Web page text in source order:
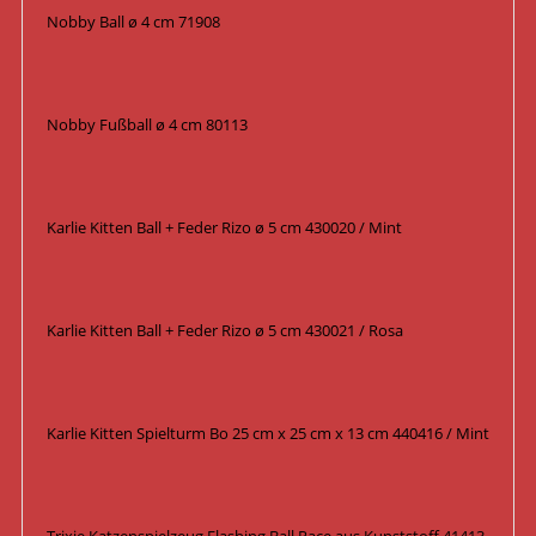
Nobby Ball ø 4 cm 71908
Nobby Fußball ø 4 cm 80113
Karlie Kitten Ball + Feder Rizo ø 5 cm 430020 / Mint
Karlie Kitten Ball + Feder Rizo ø 5 cm 430021 / Rosa
Karlie Kitten Spielturm Bo 25 cm x 25 cm x 13 cm 440416 / Mint